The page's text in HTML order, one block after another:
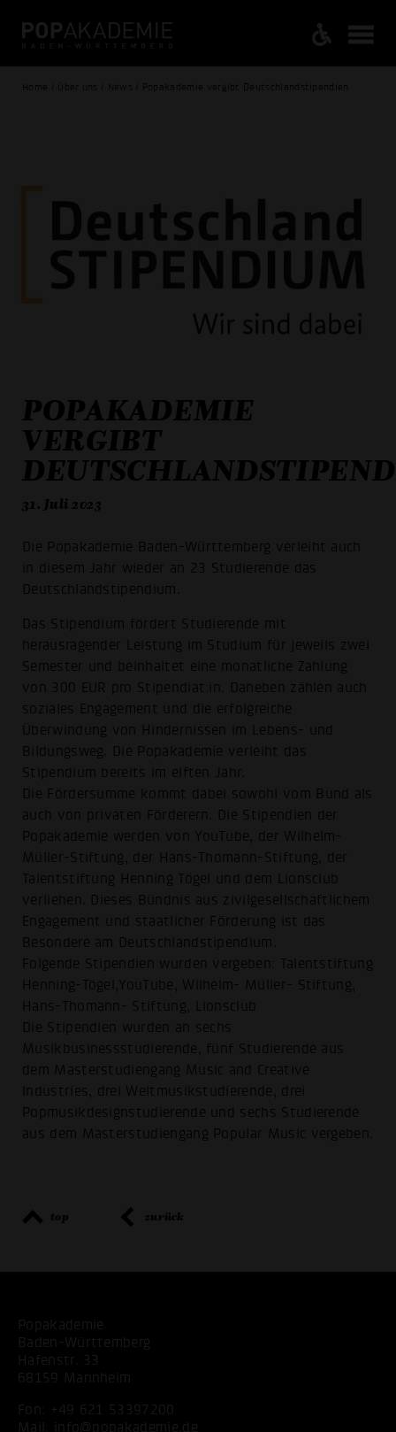
Home / Über uns / News / Popakademie vergibt Deutschlandstipendien
POPAKADEMIE
VERGIBT
31. Juli 2023
Die Popakademie Baden-Württemberg verleiht auch
in diesem Jahr wieder an 23 Studierende das
Deutschlandstipendium.
Das Stipendium fördert Studierende mit
herausragender Leistung im Studium für jeweils zwei
Semester und beinhaltet eine monatliche Zahlung
von 300 EUR pro Stipendiat:in. Daneben zählen auch
soziales Engagement und die erfolgreiche
Überwindung von Hindernissen im Lebens- und
Bildungsweg. Die Popakademie verleiht das
Stipendium bereits im elften Jahr.
Die Fördersumme kommt dabei sowohl vom Bund als
auch von privaten Förderern. Die Stipendien der
Popakademie werden von YouTube, der Wilhelm-
Müller-Stiftung, der Hans-Thomann-Stiftung, der
Talentstiftung Henning Tögel und dem Lionsclub
verliehen. Dieses Bündnis aus zivilgesellschaftlichem
Engagement und staatlicher Förderung ist das
Besondere am Deutschlandstipendium.
Folgende Stipendien wurden vergeben: Talentstiftung
Henning-Tögel,YouTube, Wilhelm- Müller- Stiftung,
Hans-Thomann- Stiftung, Lionsclub
Die Stipendien wurden an sechs
Musikbusinessstudierende, fünf Studierende aus
dem Masterstudiengang Music and Creative
Industries, drei Weltmusikstudierende, drei
Popmusikdesignstudierende und sechs Studierende
aus dem Masterstudiengang Popular Music vergeben.
top zurück
Popakademie
Baden-Württemberg
Hafenstr. 33
68159 Mannheim
Fon:
+49 621 53397200
Mail:
info@popakademie.de